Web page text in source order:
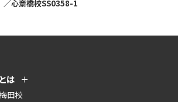
／心斎橋校SS0358-1
は
田校